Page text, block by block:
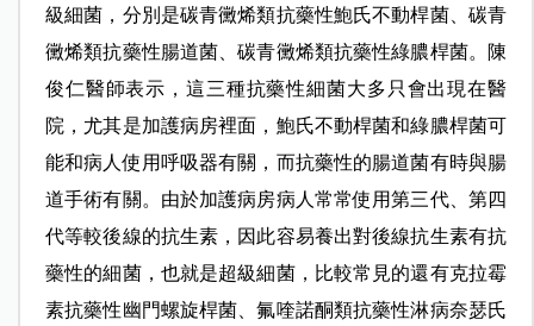
級細菌，分別是碳青黴烯類抗藥性鮑氏不動桿菌、碳青
黴烯類抗藥性腸道菌、碳青黴烯類抗藥性綠膿桿菌。陳
俊仁醫師表示，這三種抗藥性細菌大多只會出現在醫
院，尤其是加護病房裡面，鮑氏不動桿菌和綠膿桿菌可
能和病人使用呼吸器有關，而抗藥性的腸道菌有時與腸
道手術有關。由於加護病房病人常常使用第三代、第四
代等較後線的抗生素，因此容易養出對後線抗生素有抗
藥性的細菌，也就是超級細菌，比較常見的還有克拉霉
素抗藥性幽門螺旋桿菌、氟喹諾酮類抗藥性淋病奈瑟氏